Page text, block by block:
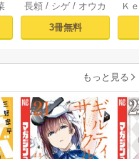
イフを（願望） 1
長頼 / シゲ / オウカ
3冊無料
異
Ｋ
もっと見る